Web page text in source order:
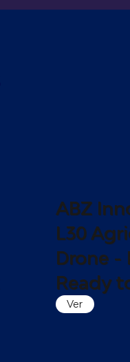
ABZ
L30
Drone -
Ready
Ver